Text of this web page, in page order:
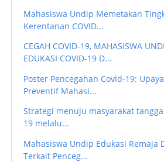
Mahasiswa Undip Memetakan
Kerentanan COVID...
CEGAH COVID-19, MAHASISWA
EDUKASI COVID-19 D...
Poster Pencegahan Covid-19: Upaya
Preventif Mahasi...
Strategi menuju masyarakat
19 melalu...
Mahasiswa Undip Edukasi Remaja
Terkait Penceg...